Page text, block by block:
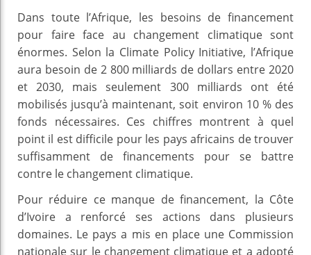
Dans toute l’Afrique, les besoins de financement
pour faire face au changement climatique sont
énormes. Selon la Climate Policy Initiative, l’Afrique
aura besoin de 2 800 milliards de dollars entre 2020
et 2030, mais seulement 300 milliards ont été
mobilisés jusqu’à maintenant, soit environ 10 % des
fonds nécessaires. Ces chiffres montrent à quel
point il est difficile pour les pays africains de trouver
suffisamment de financements pour se battre
contre le changement climatique.
Pour réduire ce manque de financement, la Côte
d’Ivoire a renforcé ses actions dans plusieurs
domaines. Le pays a mis en place une Commission
nationale sur le changement climatique et a adopté